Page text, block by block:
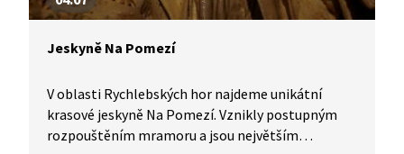
Jeskyně Na Pomezí
V oblasti Rychlebských hor najdeme unikátní
krasové jeskyně Na Pomezí. Vznikly postupným
rozpouštěním mramoru a jsou největším